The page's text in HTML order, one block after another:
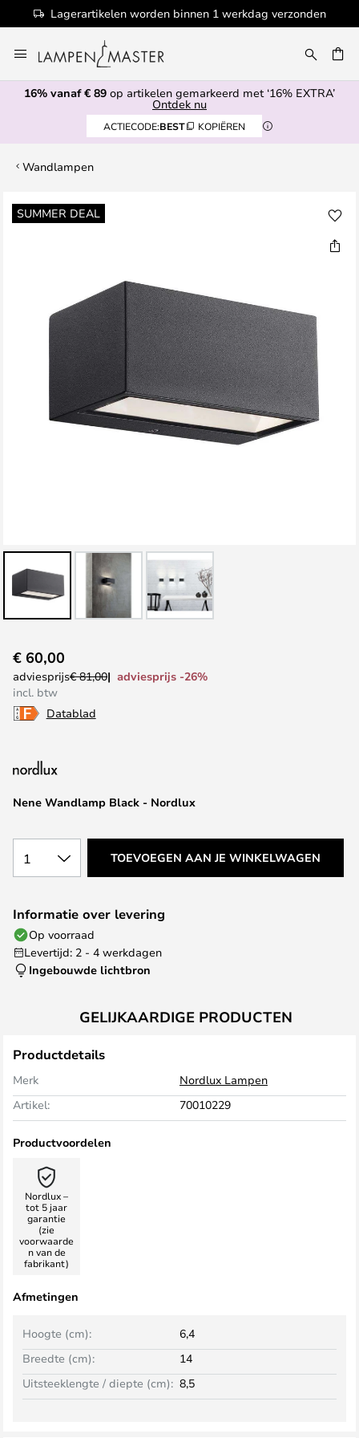
Lagerartikelen worden binnen 1 werkdag verzonden
naar
de
inhoud
16% vanaf € 89 op artikelen gemarkeerd met ‘16% EXTRA’
Ontdek nu
ACTIECODE:BEST KOPIËREN
Wandlampen
SUMMER DEAL
Ga
naar
afbeeldingen-
naar
het
begin
van
afbeeldingen-
Nene Wandlamp Black - Nordlux
€ 60,00
adviesprijs€ 81,00
adviesprijs -26%
incl. btw
Datablad
1 TOEVOEGEN AAN JE WINKELWAGEN
Informatie over levering
Op voorraad
Levertijd: 2 - 4 werkdagen
Ingebouwde lichtbron
GELIJKAARDIGE PRODUCTEN
Productdetails
Merk
Nordlux Lampen
Artikel:
70010229
Productvoordelen
Nordlux –
tot 5 jaar
garantie
(zie
voorwaarde
n van de
fabrikant)
Afmetingen
Breedte (cm): 14
Hoogte (cm): 6,4
Uitsteeklengte / diepte (cm): 8,5